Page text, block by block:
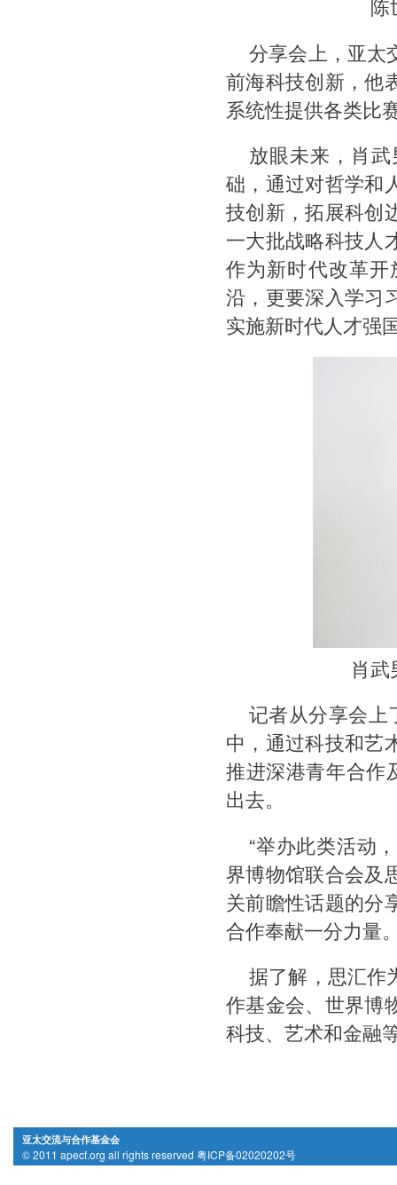
陈
分享会上，亚太
前海科技创新，他
系统性提供各类比
放眼未来，肖
础，通过对哲学和
技创新，拓展科创
一大批战略科技人
作为新时代改革
沿，更要深入学习
实施新时代人才强
肖武
记者从分享会上
中，通过科技和艺
推进深港青年合作
出去。
“举办此类活动
界博物馆联合会及
关前瞻性话题的分
合作奉献一分力量
据了解，思汇作
作基金会、世界博
科技、艺术和金融
亚太交流与合作基金会
© 2011 apecf.org all rights reserved 粤ICP备02020202号